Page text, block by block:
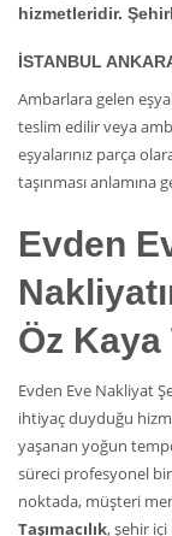
hizmetleridir.
İSTANBUL
Ambarlara gelen
teslim edilir veya
eşyalarınız parça
taşınması anlamına
Evden
Öz Kaya
Evden Eve Nakliyat
ihtiyaç duyduğu
yaşanan yoğun
süreci profesyonel
noktada, müşteri
Taşımacılık, şehir